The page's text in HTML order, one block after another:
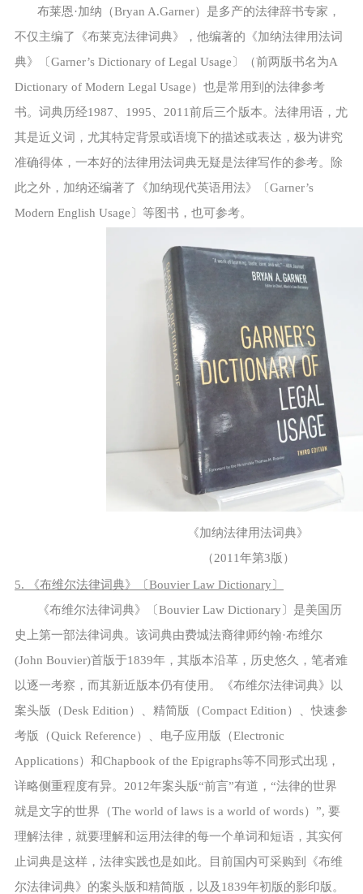
布莱恩·加纳（Bryan A.Garner）是多产的法律辞书专家，
不仅主编了《布莱克法律词典》，他编著的《加纳法律用法词
典》〔Garner’s Dictionary of Legal Usage〕（前两版书名为A
Dictionary of Modern Legal Usage）也是常用到的法律参考
书。词典历经1987、1995、2011前后三个版本。法律用语，尤
其是近义词，尤其特定背景或语境下的描述或表达，极为讲究
准确得体，一本好的法律用法词典无疑是法律写作的参考。除
此之外，加纳还编著了《加纳现代英语用法》〔Garner’s
Modern English Usage〕等图书，也可参考。
《加纳法律用法词典》
（2011年第3版）
5. 《布维尔法律词典》〔Bouvier Law Dictionary〕
《布维尔法律词典》〔Bouvier Law Dictionary〕是美国历
史上第一部法律词典。该词典由费城法裔律师约翰·布维尔
(John Bouvier)首版于1839年，其版本沿革，历史悠久，笔者难
以逐一考察，而其新近版本仍有使用。《布维尔法律词典》以
案头版（Desk Edition）、精简版（Compact Edition）、快速参
考版（Quick Reference）、电子应用版（Electronic
Applications）和Chapbook of the Epigraphs等不同形式出现，
详略侧重程度有异。2012年案头版“前言”有道，“法律的世界
就是文字的世界（The world of laws is a world of words）”, 要
理解法律，就要理解和运用法律的每一个单词和短语，其实何
止词典是这样，法律实践也是如此。目前国内可采购到《布维
尔法律词典》的案头版和精简版，以及1839年初版的影印版。